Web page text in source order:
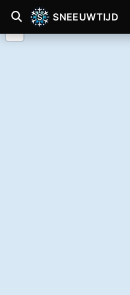
SNEEUWTIJD